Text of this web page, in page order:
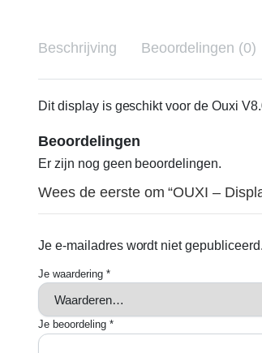
Beschrijving Beoordelingen (0)
Dit display is geschikt voor de Ouxi
Beoordelingen
Er zijn nog geen beoordelingen.
Wees de eerste om “OUXI –
Je e-mailadres wordt niet gepubliceerd.
Je waardering *
Je beoordeling *